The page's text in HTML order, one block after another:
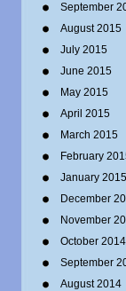
September
August 2015
July 2015
June 2015
May 2015
April 2015
March 2015
February
January 2015
December
November
October 2014
September
August 2014